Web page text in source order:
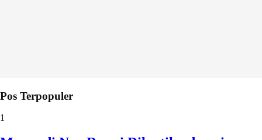
Pos Terpopuler
1